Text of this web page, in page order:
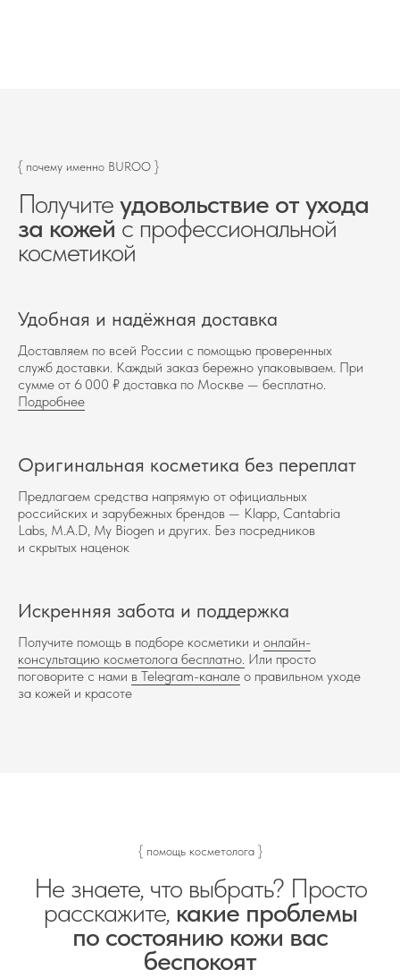
Получитеудовольствие от ухода
за кожей с профессиональной
косметикой
{ почему именно BUROO }
Удобная и надёжная доставка
Получите помощь в подборе косметики и онлайн-
консультацию косметолога бесплатно. Или просто
поговорите с нами в Telegram-канале о правильном уходе
за кожей и красоте
Искренняя забота и поддержка
Предлагаем средства напрямую от официальных
российских и зарубежных брендов — Klapp, Cantabria
Labs, M.A.D, My Biogen и других. Без посредников
и скрытых наценок
Оригинальная косметика без переплат
Доставляем по всей России с помощью проверенных
служб доставки. Каждый заказ бережно упаковываем. При
сумме от 6 000 ₽ доставка по Москве — бесплатно.
Подробнее
{ помощь косметолога }
Не знаете, что выбрать? Просто
расскажите, какие проблемы
по состоянию кожи вас
беспокоят